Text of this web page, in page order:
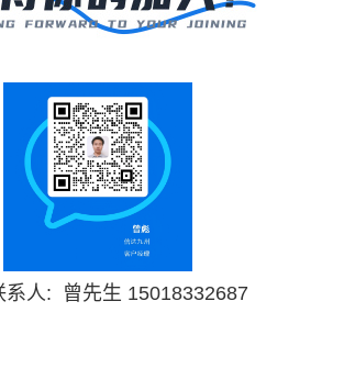
系人: 曾先生 15018332687